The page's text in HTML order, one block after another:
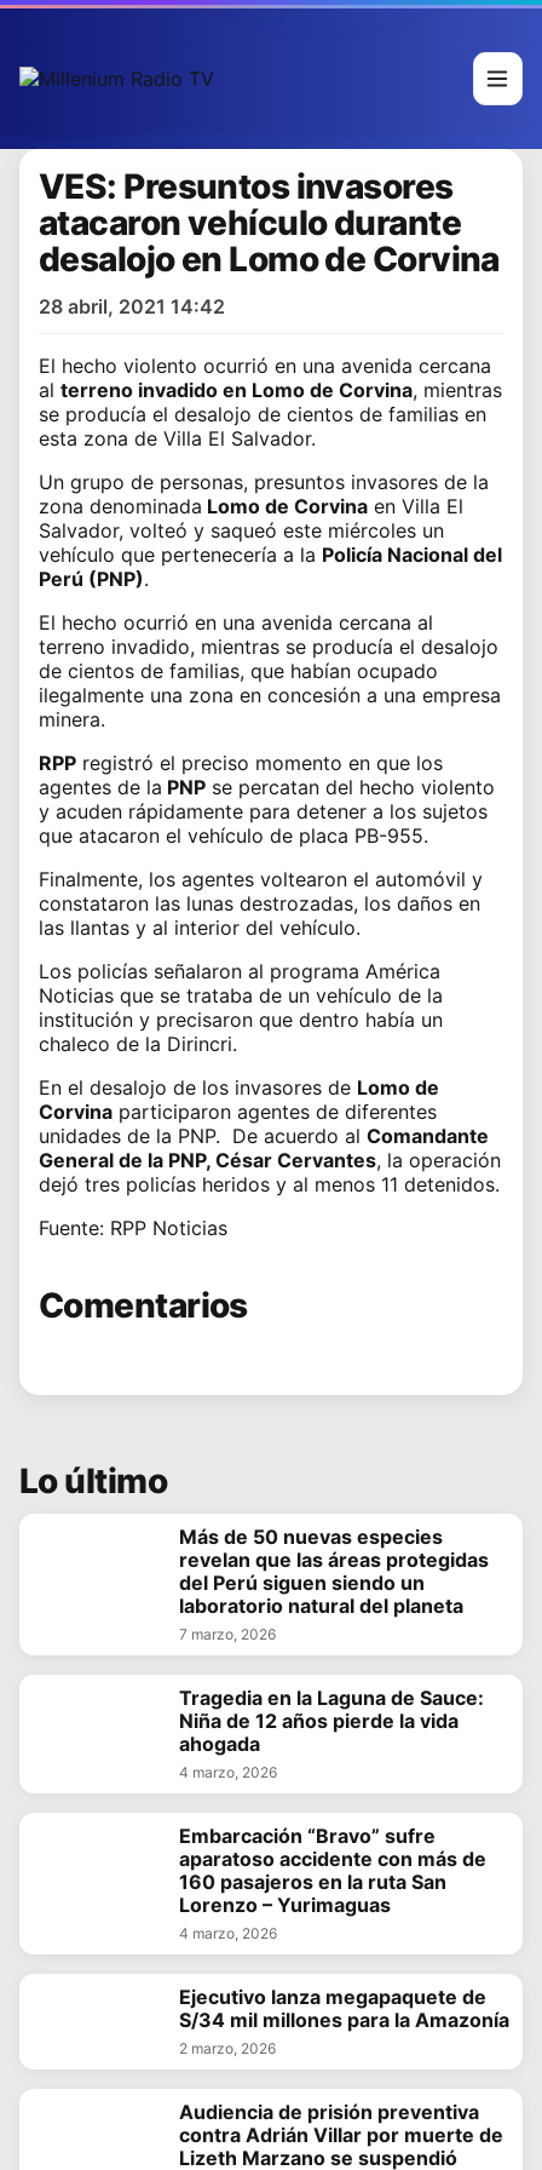
VES: Presuntos invasores
atacaron vehículo durante
desalojo en Lomo de Corvina
28 abril, 2021 14:42
El hecho violento ocurrió en una avenida cercana
al terreno invadido en Lomo de Corvina, mientras
se producía el desalojo de cientos de familias en
esta zona de Villa El Salvador.
Un grupo de personas, presuntos invasores de la
zona denominada Lomo de Corvina en Villa El
Salvador, volteó y saqueó este miércoles un
vehículo que pertenecería a la Policía Nacional del
Perú (PNP).
El hecho ocurrió en una avenida cercana al
terreno invadido, mientras se producía el desalojo
de cientos de familias, que habían ocupado
ilegalmente una zona en concesión a una empresa
minera.
RPP registró el preciso momento en que los
agentes de la PNP se percatan del hecho violento
y acuden rápidamente para detener a los sujetos
que atacaron el vehículo de placa PB-955.
Finalmente, los agentes voltearon el automóvil y
constataron las lunas destrozadas, los daños en
las llantas y al interior del vehículo.
Los policías señalaron al programa América
Noticias que se trataba de un vehículo de la
institución y precisaron que dentro había un
chaleco de la Dirincri.
En el desalojo de los invasores de Lomo de
Corvina participaron agentes de diferentes
unidades de la PNP. De acuerdo al Comandante
General de la PNP, César Cervantes, la operación
dejó tres policías heridos y al menos 11 detenidos.
Fuente: RPP Noticias
Comentarios
Lo último
Más de 50 nuevas especies
revelan que las áreas protegidas
del Perú siguen siendo un
laboratorio natural del planeta
7 marzo, 2026
Tragedia en la Laguna de Sauce:
Niña de 12 años pierde la vida
ahogada
4 marzo, 2026
Embarcación “Bravo” sufre
aparatoso accidente con más de
160 pasajeros en la ruta San
Lorenzo – Yurimaguas
4 marzo, 2026
Ejecutivo lanza megapaquete de
S/34 mil millones para la Amazonía
2 marzo, 2026
Audiencia de prisión preventiva
contra Adrián Villar por muerte de
Lizeth Marzano se suspendió